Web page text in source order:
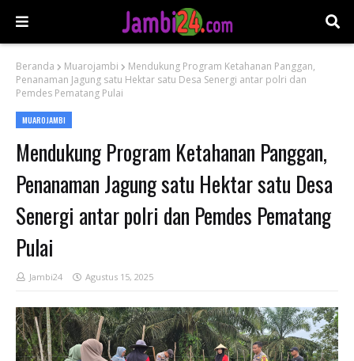
Beranda Muarojambi
Mendukung Program Ketahanan Panggan,
Penanaman Jagung satu Hektar satu Desa Senergi antar polri dan
Pemdes Pematang Pulai
MUAROJAMBI
Mendukung Program Ketahanan Panggan,
Penanaman Jagung satu Hektar satu Desa
Senergi antar polri dan Pemdes Pematang
Pulai
Jambi24 Agustus 15, 2025